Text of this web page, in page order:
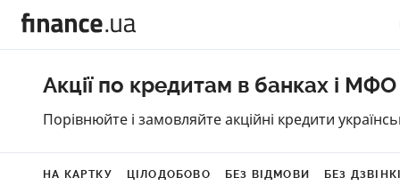
Акції по кредитам в банках і МФО
Порівнюйте і замовляйте акційні кредити
НА КАРТКУ ЦІЛОДОБОВО БЕЗ ВІДМОВИ БЕЗ